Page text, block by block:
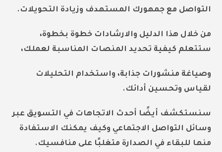
التواصل مع جمهورك المستهدف وزيادة التحويلات.
من خلال هذا الدليل والارشادات خطوة بخطوة،
ستتعلم كيفية تحديد المنصات المناسبة لعملك،
وصياغة منشورات جذابة، واستخدام التحليلات
لقياس وتحسين أدائك.
سنستكشف أيضًا أحدث الاتجاهات في التسويق عبر
وسائل التواصل الاجتماعي وكيف يمكنك الاستفادة
منها للبقاء في الصدارة متغلبًا على منافسيك.